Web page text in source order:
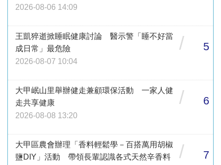
2026-08-06 14:09
王凱猝逝掀睡眠健康討論 醫示警「睡不好當
成日常」最危險
2026-08-07 10:04
/ 5
大甲岷山里舉辦健走兼顧環保活動 一家人健
走共享健康
2026-08-08 13:20
/ 6
大甲區農會辦理「香料輕鬆學－百搭萬用胡椒
鹽DIY」活動 帶領長輩認識各式天然辛香料
/ 7